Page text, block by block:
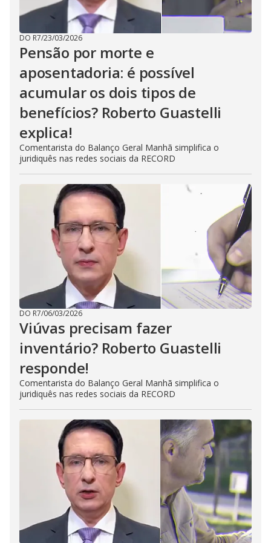
DO R7/23/03/2026
Pensão por morte e
aposentadoria: é possível
acumular os dois tipos de
benefícios? Roberto Guastelli
explica!
Comentarista do Balanço Geral Manhã simplifica o
juridiquês nas redes sociais da RECORD
DO R7/06/03/2026
Viúvas precisam fazer
inventário? Roberto Guastelli
responde!
Comentarista do Balanço Geral Manhã simplifica o
juridiquês nas redes sociais da RECORD